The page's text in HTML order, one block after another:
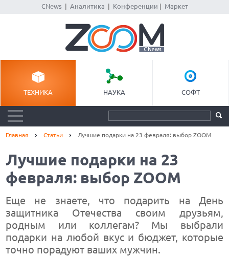
CNews| Аналитика Конференции Маркет
ТЕХНИКА НАУКА СОФТ
Главная Статьи Лучшие подарки на 23 февраля: выбор ZOOM
Лучшие подарки на 23
февраля: выбор ZOOM
Еще не знаете, что подарить на День
защитника Отечества своим друзьям,
родным или коллегам? Мы выбрали
подарки на любой вкус и бюджет, которые
точно порадуют ваших мужчин.